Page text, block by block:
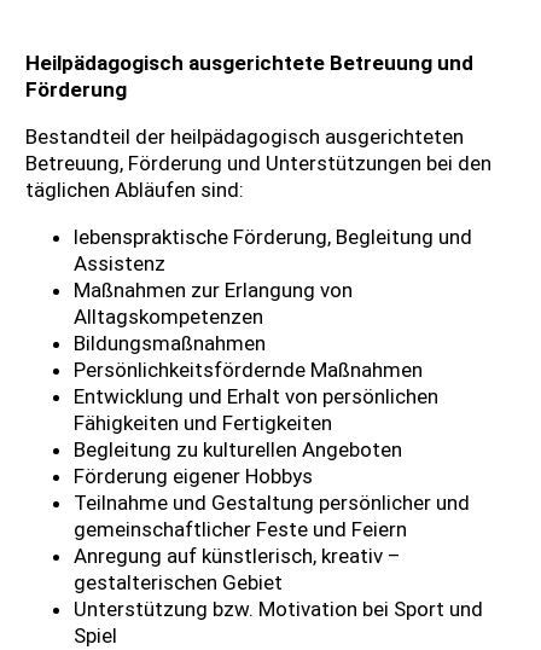
Heilpädagogisch ausgerichtete Betreuung und
Förderung
Bestandteil der heilpädagogisch ausgerichteten
Betreuung, Förderung und Unterstützungen bei den
täglichen Abläufen sind:
lebenspraktische Förderung, Begleitung und
Assistenz
Maßnahmen zur Erlangung von
Alltagskompetenzen
Bildungsmaßnahmen
Persönlichkeitsfördernde Maßnahmen
Entwicklung und Erhalt von persönlichen
Fähigkeiten und Fertigkeiten
Begleitung zu kulturellen Angeboten
Förderung eigener Hobbys
Teilnahme und Gestaltung persönlicher und
gemeinschaftlicher Feste und Feiern
Anregung auf künstlerisch, kreativ –
gestalterischen Gebiet
Unterstützung bzw. Motivation bei Sport und
Spiel